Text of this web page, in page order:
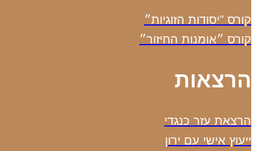
קורס "יסודות הזוגיות״
קורס ״אומנות החיזור״
הרצאות
הרצאת עזר כנגדי
ייעוץ אישי עם ירון